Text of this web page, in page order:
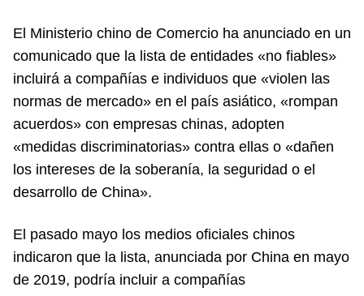
El Ministerio chino de Comercio ha anunciado en un
comunicado que la lista de entidades «no fiables»
incluirá a compañías e individuos que «violen las
normas de mercado» en el país asiático, «rompan
acuerdos» con empresas chinas, adopten
«medidas discriminatorias» contra ellas o «dañen
los intereses de la soberanía, la seguridad o el
desarrollo de China».
El pasado mayo los medios oficiales chinos
indicaron que la lista, anunciada por China en mayo
de 2019, podría incluir a compañías